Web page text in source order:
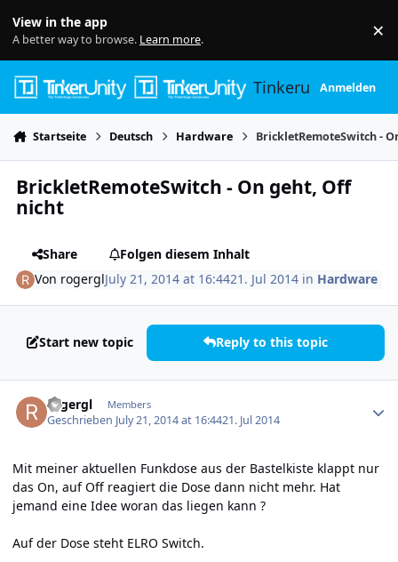
View in the app
A better way to browse. Learn more. ×
TinkerunityAnmelden
Startseite Deutsch Hardware BrickletRemoteSwitch -
BrickletRemoteSwitch - On geht, Off
nicht
Share
Folgen diesem Inhalt
Von rogerglJuly 21, 2014 at 16:4421. Jul 2014 in Hardware
Start new topic Reply to this topic
rogergl Members
Geschrieben July 21, 2014 at 16:4421. Jul 2014
Mit meiner aktuellen Funkdose aus der Bastelkiste klappt nur
das On, auf Off reagiert die Dose dann nicht mehr. Hat
jemand eine Idee woran das liegen kann ?
Auf der Dose steht ELRO Switch.